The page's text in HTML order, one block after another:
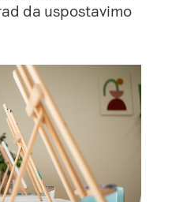
da uspostavimo